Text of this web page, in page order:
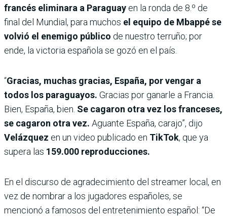
francés eliminara a Paraguay en la ronda de 8.º de
final del Mundial, para muchos el equipo de Mbappé se
volvió el enemigo público de nuestro terruño; por
ende, la victoria española se gozó en el país.
“Gracias, muchas gracias, España, por vengar a
todos los paraguayos. Gracias por ganarle a Francia.
Bien, España, bien. Se cagaron otra vez los franceses,
se cagaron otra vez. Aguante España, carajo”, dijo
Velázquez en un video publicado en TikTok, que ya
supera las 159.000 reproducciones.
En el discurso de agradecimiento del streamer local, en
vez de nombrar a los jugadores españoles, se
mencionó a famosos del entretenimiento español: “De